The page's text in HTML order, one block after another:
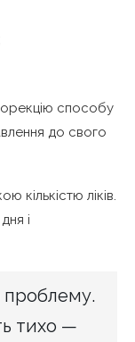
способу
до свого
кількістю ліків.
і
проблему.
тихо —